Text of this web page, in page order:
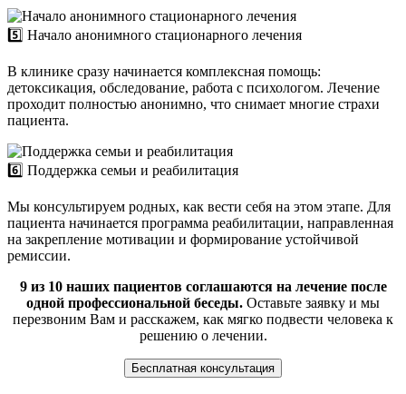
5️⃣ Начало анонимного стационарного лечения
В клинике сразу начинается комплексная помощь:
детоксикация, обследование, работа с психологом. Лечение
проходит полностью анонимно, что снимает многие страхи
пациента.
6️⃣ Поддержка семьи и реабилитация
Мы консультируем родных, как вести себя на этом этапе. Для
пациента начинается программа реабилитации, направленная
на закрепление мотивации и формирование устойчивой
ремиссии.
9 из 10 наших пациентов соглашаются на лечение после
одной профессиональной беседы. Оставьте заявку и мы
перезвоним Вам и расскажем, как мягко подвести человека к
решению о лечении.
Бесплатная консультация